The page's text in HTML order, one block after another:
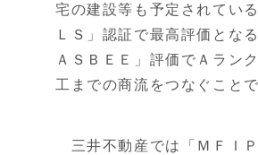
宅の建設等も予定されてい
ＬＳ」認証で最高評価と
ＡＳＢＥＥ」評価でＡラン
工までの商流をつなぐこと
三井不動産では「ＭＦＩ